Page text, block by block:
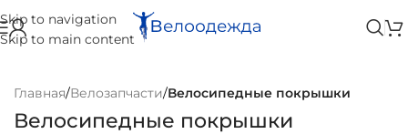
Skip to navigation
Skip to main content
Главная/Велозапчасти/Велосипедные покрышки
Велосипедные покрышки